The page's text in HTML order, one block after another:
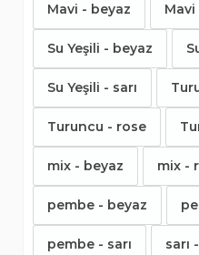
Mavi - beyaz
Su Yeşili - beyaz
Su Yeşili - sarı
Turuncu - rose
mix - beyaz mix -
pembe - beyaz
pembe - sarı sarı